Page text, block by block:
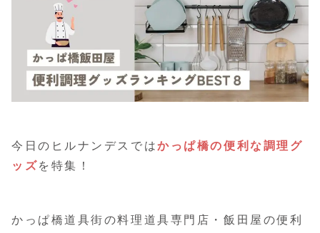
今日のヒルナンデスではかっぱ橋の便利な調理グ
ッズを特集！
かっぱ橋道具街の料理道具専門店・飯田屋の便利